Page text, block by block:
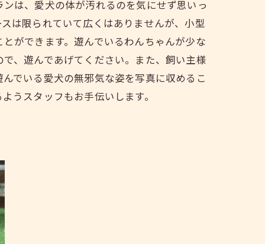
は、愛犬の体が汚れるのを気にせず思いっ
は限られていて広くはありませんが、小型
ができます。遊んでいるわんちゃんが少な
、遊んであげてください。また、飼い主様
でいる愛犬の無邪気な姿を写真に収めるこ
うスタッフもお手伝いします。